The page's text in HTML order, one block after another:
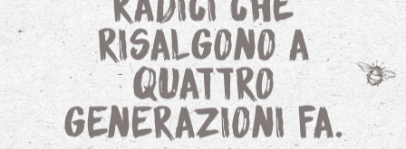
risalgono a
quattro
generazioni fa.